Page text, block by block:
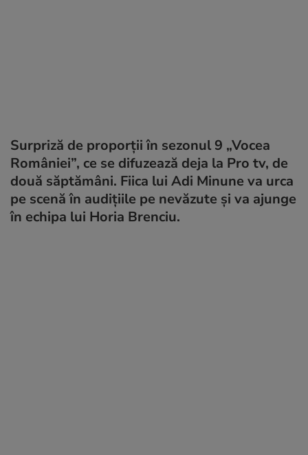
Surpriză de proporții în sezonul 9 „Vocea
României”, ce se difuzează deja la Pro tv, de
două săptămâni. Fiica lui Adi Minune va urca
pe scenă în audițiile pe nevăzute și va ajunge
în echipa lui Horia Brenciu.